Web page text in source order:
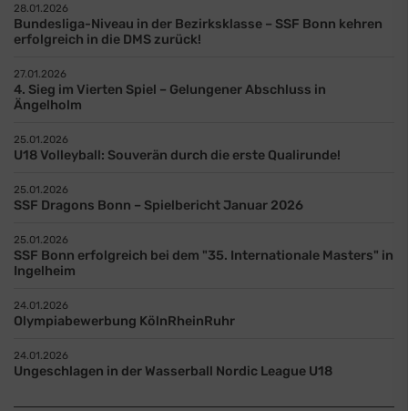
28.01.2026
Bundesliga-Niveau in der Bezirksklasse – SSF Bonn kehren
erfolgreich in die DMS zurück!
27.01.2026
4. Sieg im Vierten Spiel – Gelungener Abschluss in
Ängelholm
25.01.2026
U18 Volleyball: Souverän durch die erste Qualirunde!
25.01.2026
SSF Dragons Bonn – Spielbericht Januar 2026
25.01.2026
SSF Bonn erfolgreich bei dem "35. Internationale Masters" in
Ingelheim
24.01.2026
Olympiabewerbung KölnRheinRuhr
24.01.2026
Ungeschlagen in der Wasserball Nordic League U18